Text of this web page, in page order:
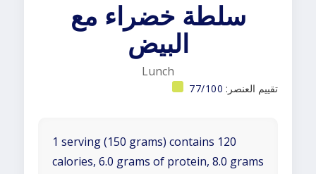
سلطة خضراء مع
البيض
Lunch
تقييم العنصر: 77/100
1 serving (150 grams) contains 120
calories, 6.0 grams of protein, 8.0 grams